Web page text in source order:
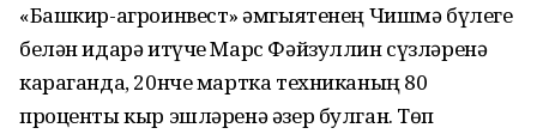
«Башкир-агроинвест» җәмгыятенең Чишмә бүлеге
белән идарә итүче Марс Фәйзуллин сүзләренә
караганда, 20нче мартка техниканың 80
проценты кыр эшләренә әзер булган. Төп